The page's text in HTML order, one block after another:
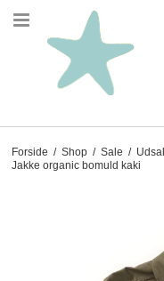
Forside / Shop / Sale /
Jakke organic bomuld kaki